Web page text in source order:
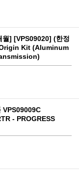
월] [VPS09020] (한정
Kit (Aluminum
VPS09009C
- PROGRESS